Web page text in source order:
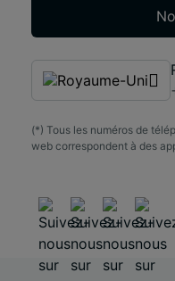
(*) Tous les numéros de
web correspondent à des